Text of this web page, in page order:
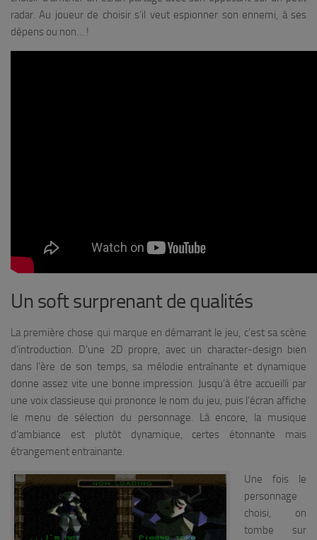
radar. Au joueur de choisir s’il veut espionner son ennemi, à ses
dépens ou non… !
Un soft surprenant de qualités
La première chose qui marque en démarrant le jeu, c’est sa scène
d’introduction. D’une 2D propre, avec un character-design bien
dans l’ère de son temps, sa mélodie entraînante et dynamique
donne assez vite une bonne impression. Jusqu’à être accueilli par
une voix classieuse qui prononce le nom du jeu, puis l’écran affiche
le menu de sélection du personnage. Là encore, la musique
d’ambiance est plutôt dynamique, certes étonnante mais
étrangement entrainante.
Une fois le
personnage
choisi, on
tombe sur